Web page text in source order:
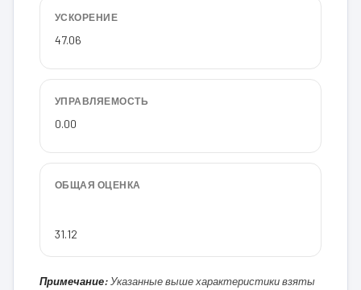
УСКОРЕНИЕ
47.06
УПРАВЛЯЕМОСТЬ
0.00
ОБЩАЯ ОЦЕНКА
31.12
Примечание:Указанные выше характеристики взяты